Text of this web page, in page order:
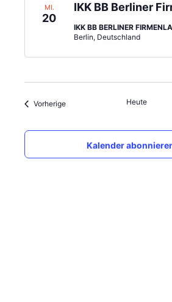
MI.
20
IKK BB Berliner
IKK BB BERLINER
Berlin, Deutschland
VorherigeVeranstaltungen Heute
Kalender